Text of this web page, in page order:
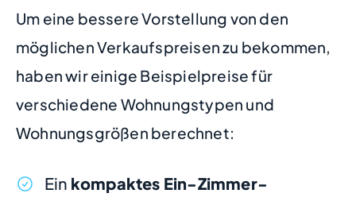
Um eine bessere Vorstellung von den
möglichen Verkaufspreisen zu bekommen,
haben wir einige Beispielpreise für
verschiedene Wohnungstypen und
Wohnungsgrößen berechnet:
Ein kompaktes Ein-Zimmer-